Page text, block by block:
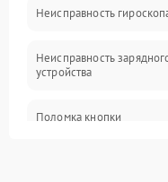
Неисправность
Неисправность
устройства
Поломка кнопки